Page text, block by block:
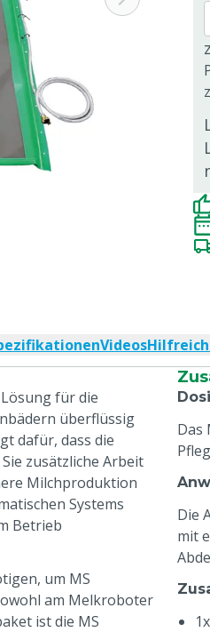
Videos
für die
überflüssig
dafür, dass die
zusätzliche Arbeit
Milchproduktion
Systems
Betrieb
um MS
am Melkroboter
ist die MS
Das
Die
mit